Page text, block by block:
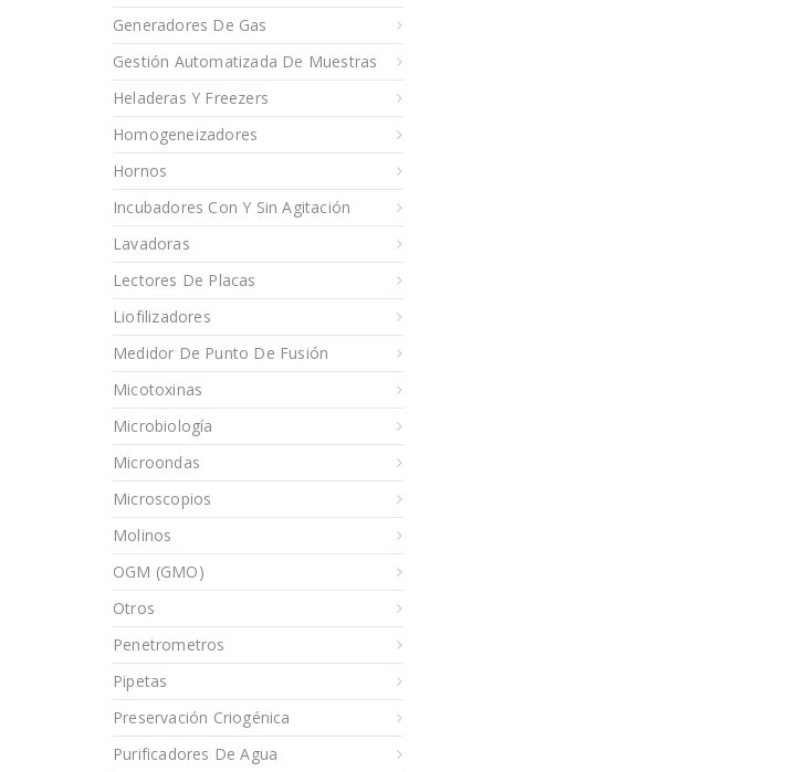
Generadores De Gas
Gestión Automatizada De Muestras
Heladeras Y Freezers
Homogeneizadores
Hornos
Incubadores Con Y Sin Agitación
Lavadoras
Lectores De Placas
Liofilizadores
Medidor De Punto De Fusión
Micotoxinas
Microbiología
Microondas
Microscopios
Molinos
OGM (GMO)
Otros
Penetrometros
Pipetas
Preservación Criogénica
Purificadores De Agua